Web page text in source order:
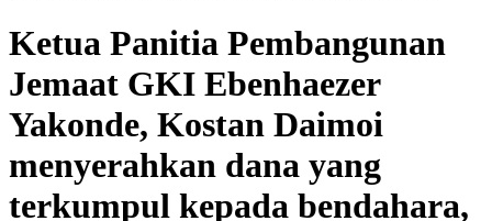
Ketua Panitia Pembangunan
Jemaat GKI Ebenhaezer
Yakonde, Kostan Daimoi
menyerahkan dana yang
terkumpul kepada bendahara,